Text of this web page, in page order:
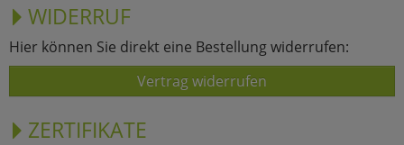
WIDERRUF
Hier können Sie direkt eine Bestellung widerrufen:
Vertrag widerrufen
ZERTIFIKATE